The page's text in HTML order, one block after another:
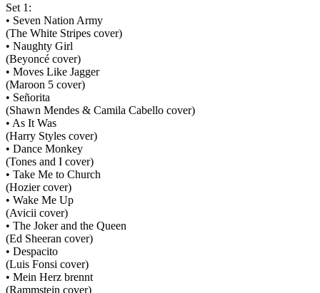
Set 1:
• Seven Nation Army
(The White Stripes cover)
• Naughty Girl
(Beyoncé cover)
• Moves Like Jagger
(Maroon 5 cover)
• Señorita
(Shawn Mendes & Camila Cabello cover)
• As It Was
(Harry Styles cover)
• Dance Monkey
(Tones and I cover)
• Take Me to Church
(Hozier cover)
• Wake Me Up
(Avicii cover)
• The Joker and the Queen
(Ed Sheeran cover)
• Despacito
(Luis Fonsi cover)
• Mein Herz brennt
(Rammstein cover)